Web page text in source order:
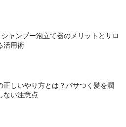
ャンプー泡立て器のメリットとサロ
活用術
正しいやり方とは？パサつく髪を潤
ない注意点